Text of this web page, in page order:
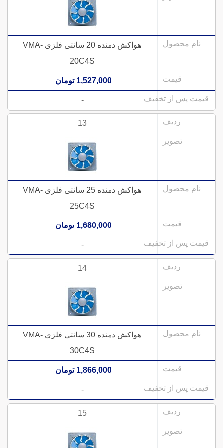
هواکش دمنده 20 سانتی فلزی VMA-
20C4S
1,527,000 تومان
-
13
هواکش دمنده 25 سانتی فلزی VMA-
25C4S
1,680,000 تومان
-
14
هواکش دمنده 30 سانتی فلزی VMA-
30C4S
1,866,000 تومان
-
15